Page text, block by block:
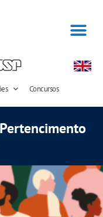
Concursos